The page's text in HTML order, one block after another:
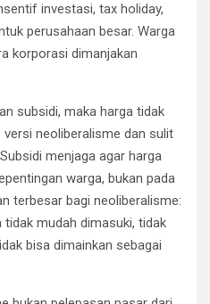
investasi, tax holiday,
perusahaan besar. Warga
korporasi dimanjakan
subsidi, maka harga tidak
versi neoliberalisme dan sulit
menjaga agar harga
warga, bukan pada
terbesar bagi neoliberalisme:
tidak mudah dimasuki, tidak
bisa dimainkan sebagai